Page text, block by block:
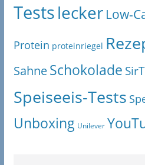
Testslecker Low-
Protein proteinriegel
SahneSchokolade
Speiseeis-Tests
Unboxing Unilever